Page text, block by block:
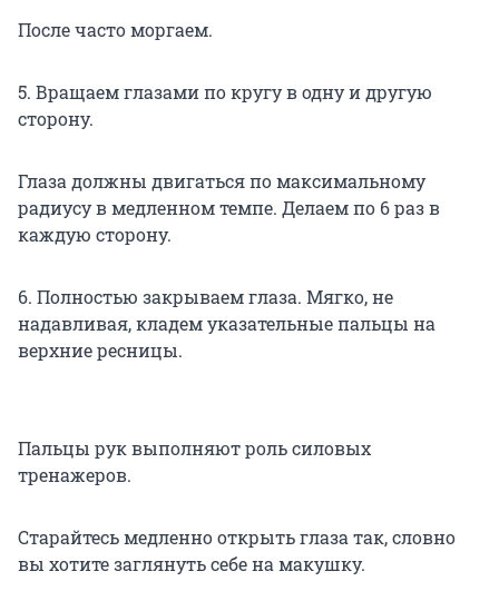
После часто моргаем.
5. Вращаем глазами по кругу в одну и другую
сторону.
Глаза должны двигаться по максимальному
радиусу в медленном темпе. Делаем по 6 раз в
каждую сторону.
6. Полностью закрываем глаза. Мягко, не
надавливая, кладем указательные пальцы на
верхние ресницы.
Пальцы рук выполняют роль силовых
тренажеров.
Старайтесь медленно открыть глаза так, словно
вы хотите заглянуть себе на макушку.